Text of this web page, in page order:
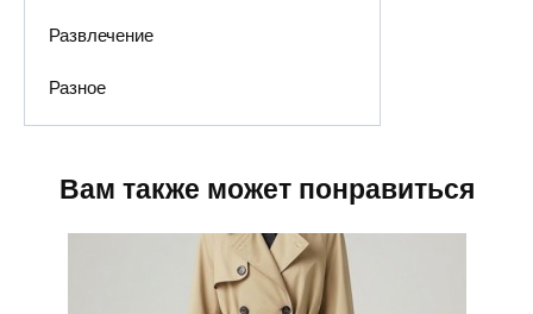
Развлечение
Разное
Вам также может понравиться